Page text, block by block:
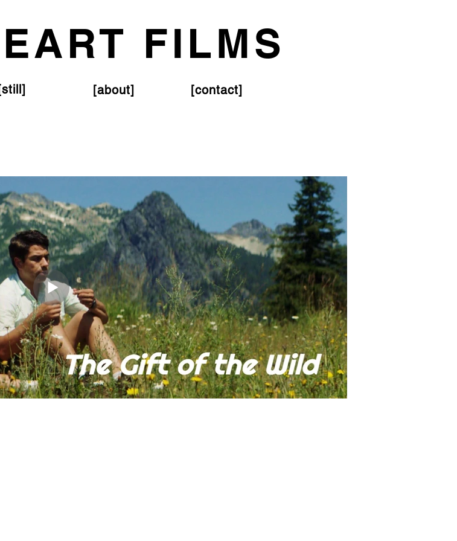
[about] [contact]
FILMS